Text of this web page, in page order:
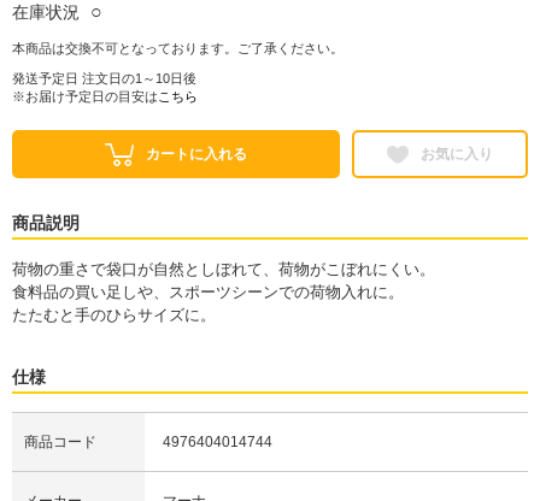
在庫状況 ○
本商品は交換不可となっております。ご了承ください。
発送予定日 注文日の1～10日後
※お届け予定日の目安は こちら
カートに入れる お気に入り
商品説明
荷物の重さで袋口が自然としぼれて、荷物がこぼれにくい。
食料品の買い足しや、スポーツシーンでの荷物入れに。
たたむと手のひらサイズに。
仕様
商品コード 4976404014744